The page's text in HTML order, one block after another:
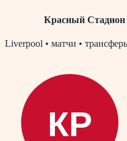
Красный Стадион
Skip
Liverpool • матчи •